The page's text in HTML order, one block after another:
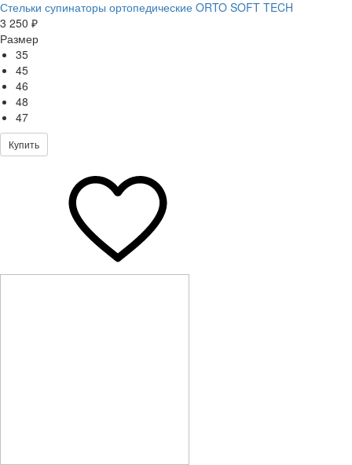
Стельки супинаторы ортопедические ORTO SOFT TECH
3 250 ₽
Размер
35
45
46
48
47
Купить